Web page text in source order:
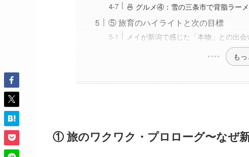
🍜 グルメ④：雪の三条市で背脂ラーメ
⑤ 旅育のハイライトと次の目標
メイが新潟で感じた「本物」との出会
も
① 旅のワクワク・プロローグ〜なぜ